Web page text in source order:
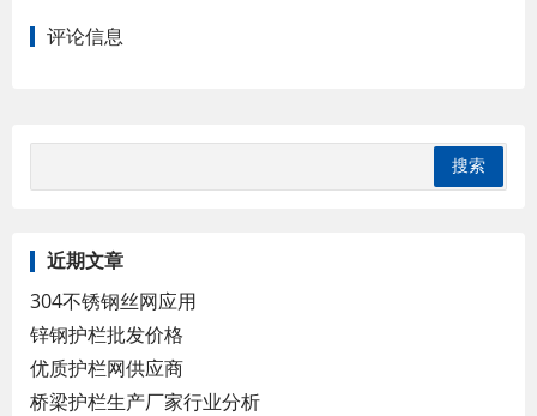
评论信息
近期文章
304不锈钢丝网应用
锌钢护栏批发价格
优质护栏网供应商
桥梁护栏生产厂家行业分析